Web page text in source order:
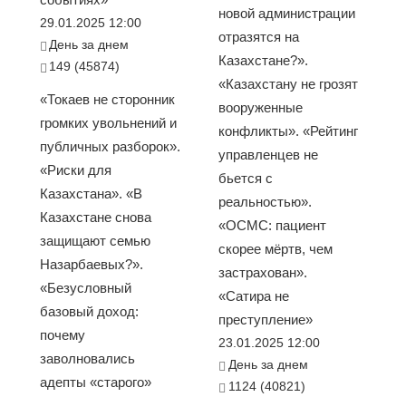
29.01.2025 12:00
День за днем
149 (45874)
«Токаев не сторонник
громких увольнений и
публичных разборок».
«Риски для
Казахстана». «В
Казахстане снова
защищают семью
Назарбаевых?».
«Безусловный
базовый доход:
почему
заволновались
адепты «старого»
новой администрации
отразятся на
Казахстане?».
«Казахстану не грозят
вооруженные
конфликты». «Рейтинг
управленцев не
бьется с
реальностью».
«ОСМС: пациент
скорее мёртв, чем
застрахован».
«Сатира не
преступление»
23.01.2025 12:00
День за днем
1124 (40821)